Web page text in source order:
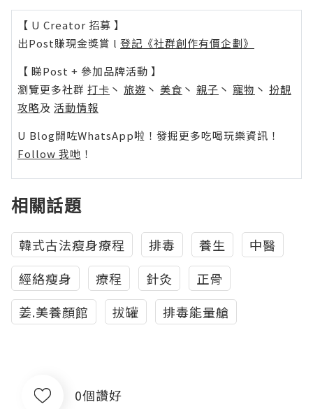
【 U Creator 招募 】
出Post賺現金獎賞 l 登記《社群創作有價企劃》
【 睇Post + 參加品牌活動 】
瀏覽更多社群 打卡 丶 旅遊 丶 美食 丶 親子 丶 寵物 丶 扮靚
攻略及 活動情報
U Blog開咗WhatsApp啦！發掘更多吃喝玩樂資訊！
Follow 我哋 ！
相關話題
韓式古法瘦身療程 排毒 養生
中醫
經絡瘦身
療程 針灸
正骨
姜.美養顏館
拔罐 排毒能量艙
0個讚好